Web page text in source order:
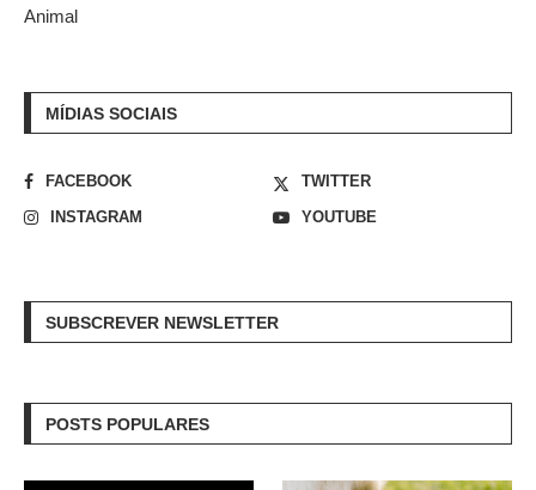
Animal
MÍDIAS SOCIAIS
FACEBOOK
TWITTER
INSTAGRAM
YOUTUBE
SUBSCREVER NEWSLETTER
POSTS POPULARES